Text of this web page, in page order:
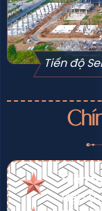
Tiến độ
Hiện
đẹp